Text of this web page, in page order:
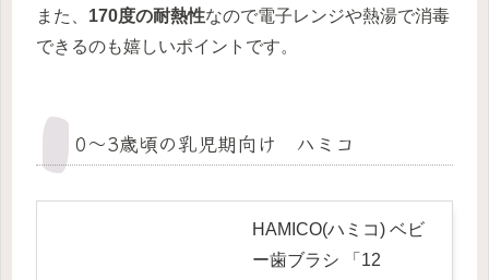
また、 170度の耐熱性なので電子レンジや熱湯で消毒
できるのも嬉しいポイントです。
0～3歳頃の乳児期向け ハミコ
HAMICO(ハミコ) ベビ
ー歯ブラシ 「12